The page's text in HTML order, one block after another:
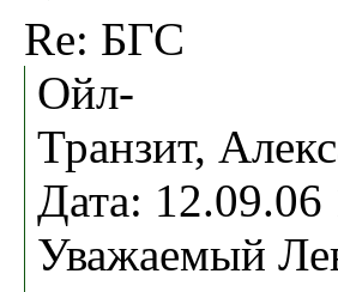
Re: БГС
Ойл-
Транзит,
Дата:
Уважаемый